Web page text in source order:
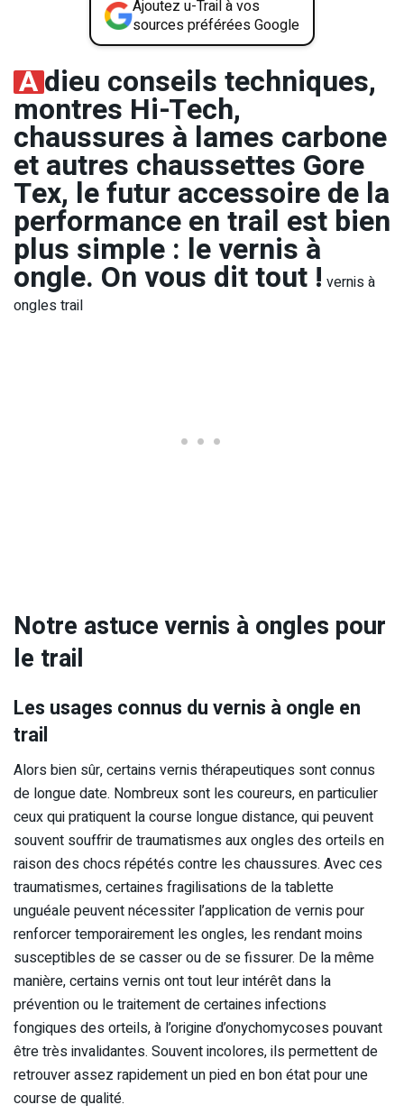
Ajoutez u-Trail à vos
sources préférées Google
Adieu conseils techniques,
montres Hi-Tech,
chaussures à lames carbone
et autres chaussettes Gore
Tex, le futur accessoire de la
performance en trail est bien
plus simple : le vernis à
ongle. On vous dit tout ! vernis à
ongles trail
Notre astuce vernis à ongles pour
le trail
Les usages connus du vernis à ongle en
trail
Alors bien sûr, certains vernis thérapeutiques sont connus
de longue date. Nombreux sont les coureurs, en particulier
ceux qui pratiquent la course longue distance, qui peuvent
souvent souffrir de traumatismes aux ongles des orteils en
raison des chocs répétés contre les chaussures. Avec ces
traumatismes, certaines fragilisations de la tablette
unguéale peuvent nécessiter l’application de vernis pour
renforcer temporairement les ongles, les rendant moins
susceptibles de se casser ou de se fissurer. De la même
manière, certains vernis ont tout leur intérêt dans la
prévention ou le traitement de certaines infections
fongiques des orteils, à l’origine d’onychomycoses pouvant
être très invalidantes. Souvent incolores, ils permettent de
retrouver assez rapidement un pied en bon état pour une
course de qualité.